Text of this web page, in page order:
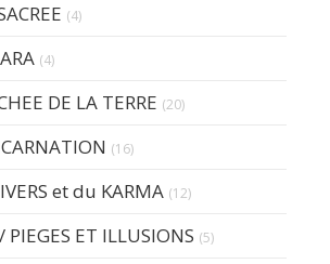
(4)
(4)
DE LA TERRE (20)
(16)
et du KARMA (12)
PIEGES ET ILLUSIONS (5)